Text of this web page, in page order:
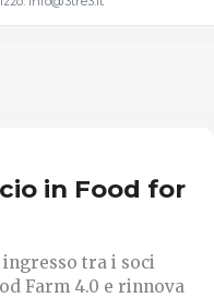
in Food for
ingresso tra i soci
Farm 4.0 e rinnova